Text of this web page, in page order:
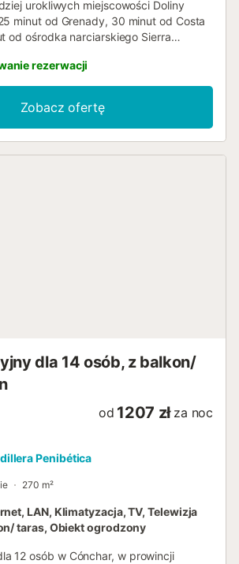
urokliwych miejscowości Doliny
minut od Grenady, 30 minut od Costa
od ośrodka narciarskiego Sierra
w pełni wyposażoną kuchnię ze
ogrzewanie i klimatyzację. Posiada
pergolą obok basenu, gdzie można
Całkowicie prywatny....
rezerwacji
Zobacz ofertę
dla 14 osób, z balkon/
od 1207 zł za noc
Penibética
270 m²
LAN, Klimatyzacja, TV, Telewizja
taras, Obiekt ogrodzony
12 osób w Cónchar, w prowincji